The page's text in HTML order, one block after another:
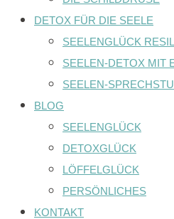
DETOX FÜR DIE SEELE
SEELENGLÜCK
SEELEN-DETOX MIT
SEELEN-
BLOG
SEELENGLÜCK
DETOXGLÜCK
LÖFFELGLÜCK
PERSÖNLICHES
KONTAKT